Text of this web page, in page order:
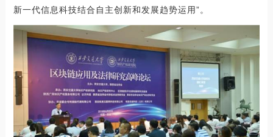
新一代信息科技结合自主创新和发展趋势运用”。